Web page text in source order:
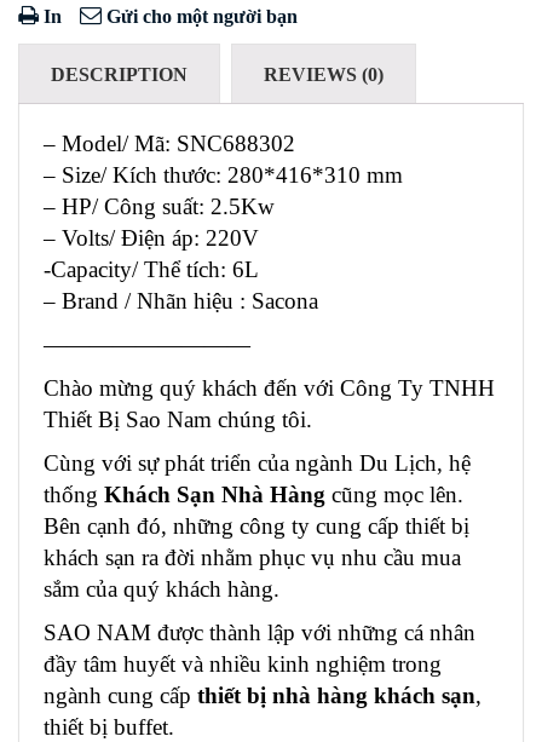
In Gửi cho một người bạn
DESCRIPTION REVIEWS (0)
– Model/ Mã: SNC688302
– Size/ Kích thước: 280*416*310 mm
– HP/ Công suất: 2.5Kw
– Volts/ Điện áp: 220V
-Capacity/ Thể tích: 6L
– Brand / Nhãn hiệu : Sacona
—————————
Chào mừng quý khách đến với Công Ty TNHH
Thiết Bị Sao Nam chúng tôi.
Cùng với sự phát triển của ngành Du Lịch, hệ
thống Khách Sạn Nhà Hàng cũng mọc lên.
Bên cạnh đó, những công ty cung cấp thiết bị
khách sạn ra đời nhằm phục vụ nhu cầu mua
sắm của quý khách hàng.
SAO NAM được thành lập với những cá nhân
đầy tâm huyết và nhiều kinh nghiệm trong
ngành cung cấp thiết bị nhà hàng khách sạn,
thiết bị buffet.